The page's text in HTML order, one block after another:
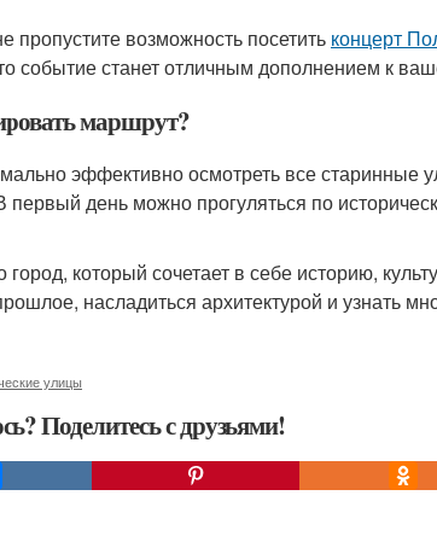
пропустите возможность посетить концерт
событие станет отличным дополнением к
маршрут?
эффективно осмотреть все старинные
день можно прогуляться по
который сочетает в себе историю,
насладиться архитектурой и узнать
улицы
Поделитесь с друзьями!